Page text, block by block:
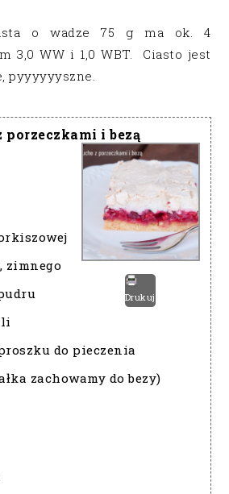
o wadze 75 g ma ok. 4
3,0 WW i 1,0 WBT. Ciasto jest
pyyyyyyszne.
porzeczkami i bezą
Drukuj
zimnego
do pieczenia
zachowamy do bezy)